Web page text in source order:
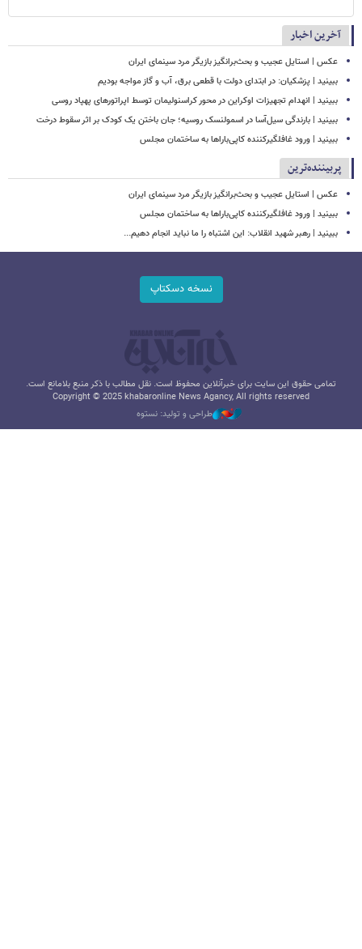
آخرین اخبار
عکس | استایل عجیب و بحث‌برانگیز بازیگر مرد سینمای ایران
ببینید | پزشکیان: در ابتدای دولت با قطعی برق، آب و گاز مواجه بودیم
ببینید | انهدام تجهیزات اوکراین در محور کراسنولیمان توسط اپراتورهای پهپاد روسی
ببینید | بارندگی سیل‌آسا در اسمولنسک روسیه؛ جان باختن یک کودک بر اثر سقوط درخت
ببینید | ورود غافلگیرکننده کاپی‌باراها به ساختمان مجلس
پربیننده‌ترین
عکس | استایل عجیب و بحث‌برانگیز بازیگر مرد سینمای ایران
ببینید | ورود غافلگیرکننده کاپی‌باراها به ساختمان مجلس
ببینید | رهبر شهید انقلاب: این اشتباه را ما نباید انجام دهیم...
نسخه دسکتاپ
تمامی حقوق این سایت برای خبرآنلاین محفوظ است. نقل مطالب با ذکر منبع بلامانع است.
Copyright © 2025 khabaronline News Agancy, All rights reserved
طراحی و تولید: نستوه